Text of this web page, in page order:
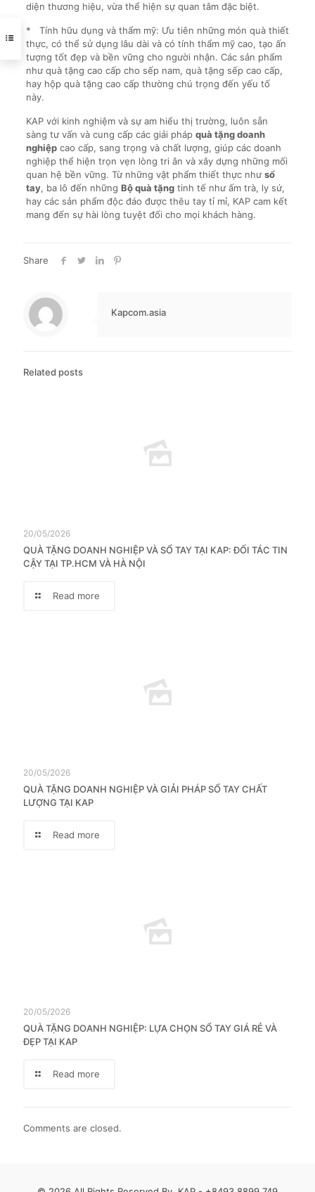
diện thương hiệu, vừa thể hiện sự quan tâm đặc biệt.
* Tính hữu dụng và thẩm mỹ: Ưu tiên những món quà thiết
thực, có thể sử dụng lâu dài và có tính thẩm mỹ cao, tạo ấn
tượng tốt đẹp và bền vững cho người nhận. Các sản phẩm
như quà tặng cao cấp cho sếp nam, quà tặng sếp cao cấp,
hay hộp quà tặng cao cấp thường chú trọng đến yếu tố
này.
KAP với kinh nghiệm và sự am hiểu thị trường, luôn sẵn
sàng tư vấn và cung cấp các giải pháp quà tặng doanh
nghiệpcao cấp, sang trọng và chất lượng, giúp các doanh
nghiệp thể hiện trọn vẹn lòng tri ân và xây dựng những mối
quan hệ bền vững. Từ những vật phẩm thiết thực như sổ
tay, ba lô đến những Bộ quà tặngtinh tế như ấm trà, ly sứ,
hay các sản phẩm độc đáo được thêu tay tỉ mỉ, KAP cam kết
mang đến sự hài lòng tuyệt đối cho mọi khách hàng.
Share
Kapcom.asia
Related posts
20/05/2026
QUÀ TẶNG DOANH NGHIỆP VÀ SỔ TAY TẠI KAP: ĐỐI TÁC TIN
CẬY TẠI TP.HCM VÀ HÀ NỘI
Read more
20/05/2026
QUÀ TẶNG DOANH NGHIỆP VÀ GIẢI PHÁP SỔ TAY CHẤT
LƯỢNG TẠI KAP
Read more
20/05/2026
QUÀ TẶNG DOANH NGHIỆP: LỰA CHỌN SỔ TAY GIÁ RẺ VÀ
ĐẸP TẠI KAP
Read more
Comments are closed.